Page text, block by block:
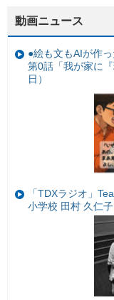
動画ニュース
●絵も文もAIが作
第0話「我が家に
日）
「TDXラジオ」
小学校 田村 久仁